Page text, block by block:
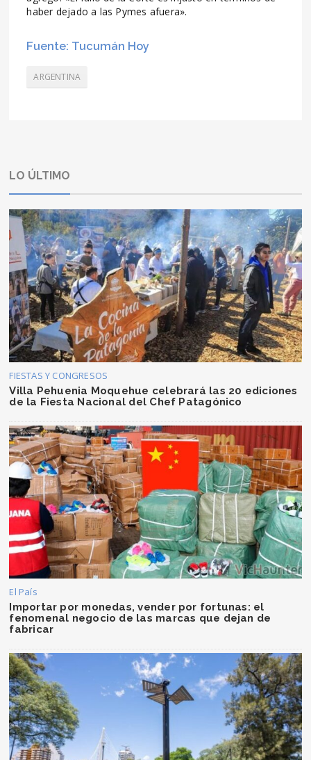
haber dejado a las Pymes afuera».
Fuente: Tucumán Hoy
ARGENTINA
LO ÚLTIMO
FIESTAS Y CONGRESOS
Villa Pehuenia Moquehue celebrará las 20 ediciones
de la Fiesta Nacional del Chef Patagónico
El País
Importar por monedas, vender por fortunas: el
fenomenal negocio de las marcas que dejan de
fabricar